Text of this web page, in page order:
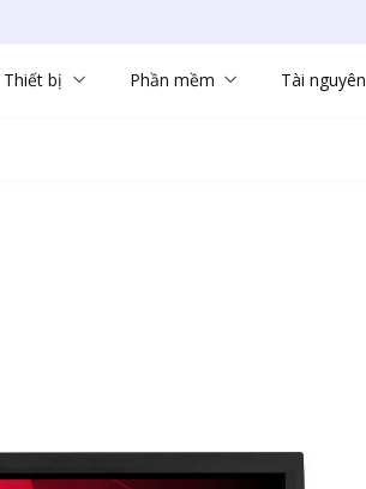
Thiết bị Phần mềm Tài nguyên